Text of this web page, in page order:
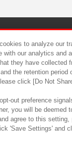
食品のご
to analyze our
our analytics and
they have
the retention
click [Do Not
out preference
you will be
agree to this
'Save Settings' and